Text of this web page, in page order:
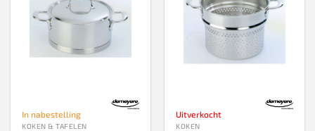
In nabestelling
KOKEN & TAFELEN
Uitverkocht
KOKEN